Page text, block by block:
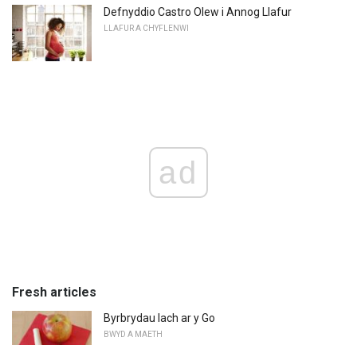
Defnyddio Castro Olew i Annog Llafur
LLAFUR A CHYFLENWI
ad
Fresh articles
Byrbrydau Iach ar y Go
BWYD A MAETH